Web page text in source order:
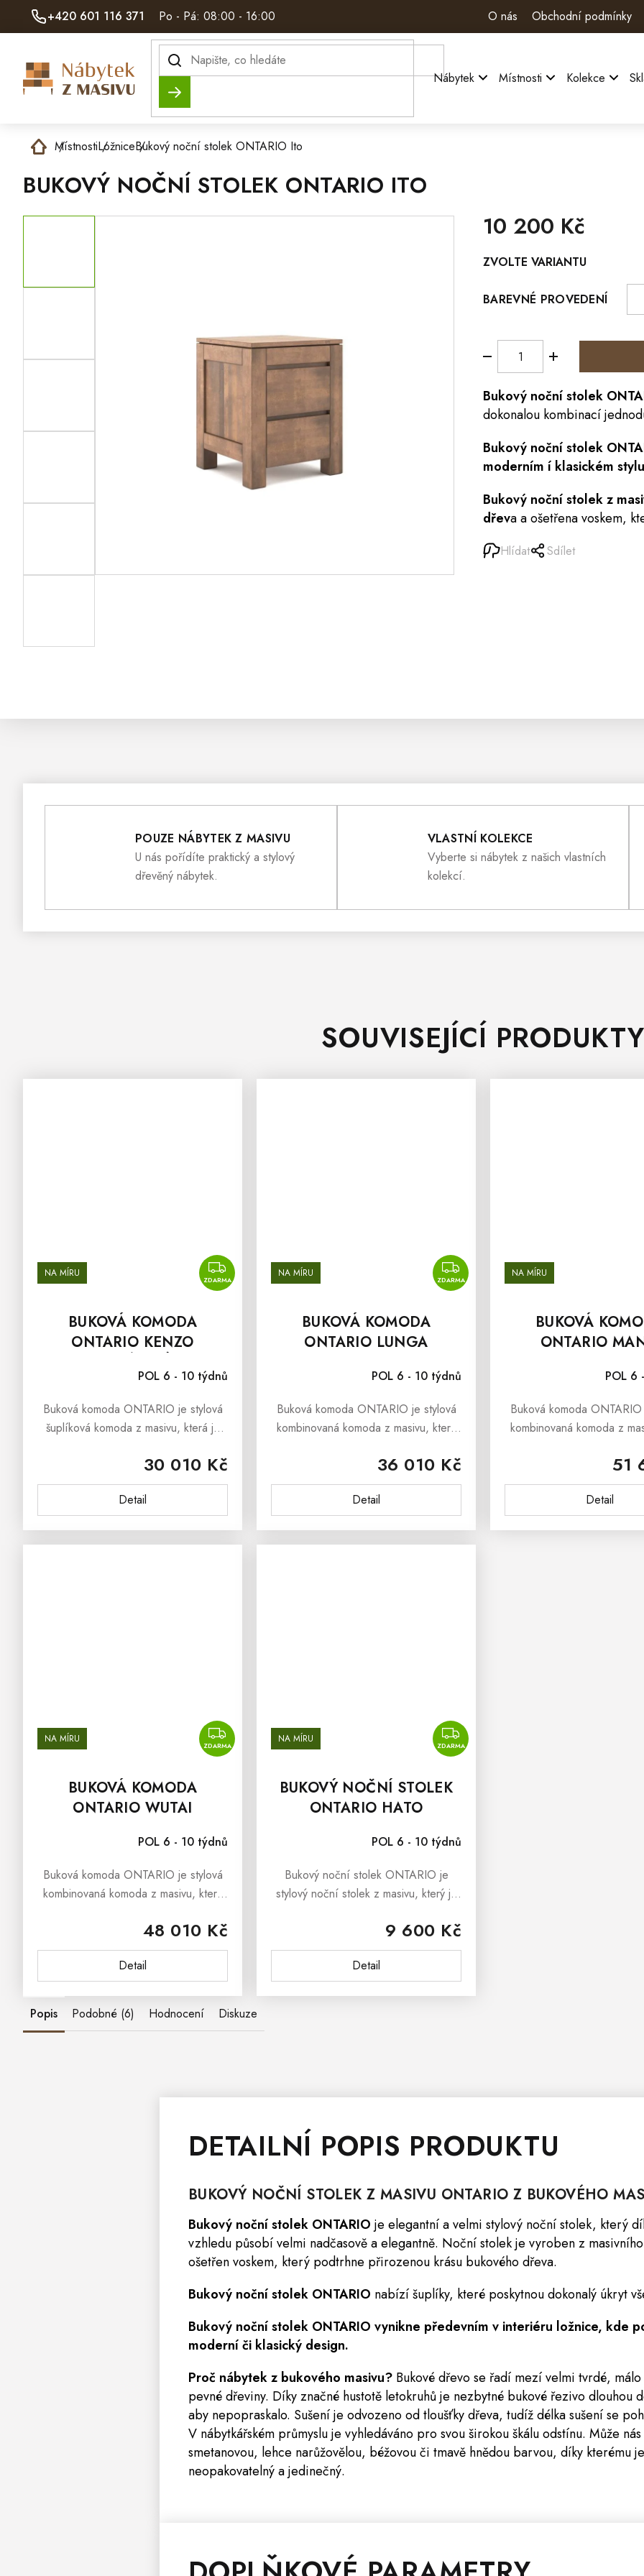
+420 601 116 371 Po - Pá: 08:00 - 16:00 O nás Obchodní podmínky
Hledat Nábytek Místnosti Kolekce
DomůMístnostiLožniceBukový noční stolek ONTARIO Ito
BUKOVÝ NOČNÍ STOLEK ONTARIO ITO
10 200 Kč
cena:
ZVOLTE VARIANTU
BAREVNÉ PROVEDENÍ
Bukový noční stolek
dokonalou kombinací
Bukový noční stolek
moderním í klasickém stylu
Bukový noční stolek z
dřeva a ošetřena voskem,
Hlídat Sdílet
POUZE NÁBYTEK Z MASIVU
U nás pořídíte praktický a stylový
dřevěný nábytek.
VLASTNÍ KOLEKCE
Vyberte si nábytek z našich vlastních
kolekcí.
SOUVISEJÍCÍ PRODUKTY
NA MÍRU ZDARMA
ZDARMA
BUKOVÁ KOMODA
ONTARIO KENZO
POL 6 - 10 týdnů
30 010 Kč
Detail
Buková komoda ONTARIO je stylová
šuplíková komoda z masivu, která je
designu a krásy přírodního
dřeva.Buková masivní komoda
ONTARIO se skvěle...
NA MÍRU ZDARMA
ZDARMA
BUKOVÁ KOMODA
ONTARIO LUNGA
POL 6 - 10 týdnů
36 010 Kč
Detail
Buková komoda ONTARIO je stylová
kombinovaná komoda z masivu, která
designu a krásy přírodního
dřeva.Buková masivní komoda
ONTARIO se skvěle...
NA MÍRU
BUKOVÁ
ONTARIO
POL 6
51
Detail
Buková komoda
kombinovaná komoda z
designu a krásy
Buková masivní komoda
skvěle...
NA MÍRU ZDARMA
ZDARMA
BUKOVÁ KOMODA
ONTARIO WUTAI
POL 6 - 10 týdnů
48 010 Kč
Detail
Buková komoda ONTARIO je stylová
kombinovaná komoda z masivu, která
designu a krásy přírodního
dřeva.Buková masivní komoda
ONTARIO se skvěle...
NA MÍRU ZDARMA
ZDARMA
BUKOVÝ NOČNÍ STOLEK
ONTARIO HATO
POL 6 - 10 týdnů
9 600 Kč
Detail
Bukový noční stolek ONTARIO je
stylový noční stolek z masivu, který je
designu a krásy přírodního
dřeva.Bukový noční stolek ONTARIO
se skvěle...
Popis Podobné (6) Hodnocení Diskuze
DETAILNÍ POPIS PRODUKTU
BUKOVÝ NOČNÍ STOLEK Z MASIVU ONTARIO Z BUKOVÉHO
Bukový noční stolek ONTARIO je elegantní a velmi stylový noční stolek, který
vzhledu působí velmi nadčasově a elegantně. Noční stolek je vyroben z
ošetřen voskem, který podtrhne přirozenou krásu bukového dřeva.
Bukový noční stolek ONTARIO nabízí šuplíky, které poskytnou dokonalý úkryt
Bukový noční stolek ONTARIO vynikne předevním v interiéru ložnice, kde
moderní či klasický design.
Proč nábytek z bukového masivu? Bukové dřevo se řadí mezí velmi tvrdé,
pevné dřeviny. Díky značné hustotě letokruhů je nezbytné bukové řezivo dlouhou
aby nepopraskalo. Sušení je odvozeno od tloušťky dřeva, tudíž délka sušení se
V nábytkářském průmyslu je vyhledáváno pro svou širokou škálu odstínu. Může
smetanovou, lehce narůžovělou, béžovou či tmavě hnědou barvou, díky kterému
neopakovatelný a jedinečný.